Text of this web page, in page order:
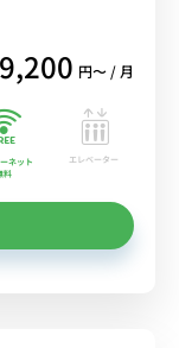
円〜 / 月
ネット
料
エレベーター